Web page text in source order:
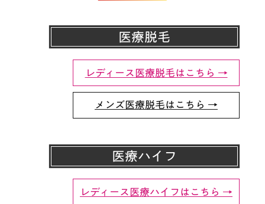
医療脱毛
レディース医療脱毛はこちら →
メンズ医療脱毛はこちら →
医療ハイフ
レディース医療ハイフはこちら →